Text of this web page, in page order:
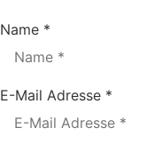
Name *
E-Mail Adresse *